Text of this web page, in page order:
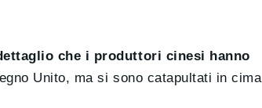
che i produttori cinesi hanno
Unito, ma si sono catapultati in